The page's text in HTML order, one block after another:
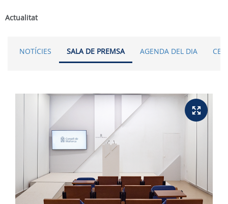
Actualitat
NOTÍCIES SALA DE PREMSA AGENDA DEL DIA